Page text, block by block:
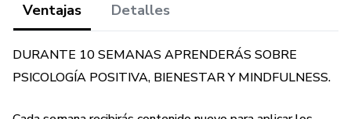
Ventajas Detalles
DURANTE 10 SEMANAS APRENDERÁS SOBRE
PSICOLOGÍA POSITIVA, BIENESTAR Y MINDFULNESS.